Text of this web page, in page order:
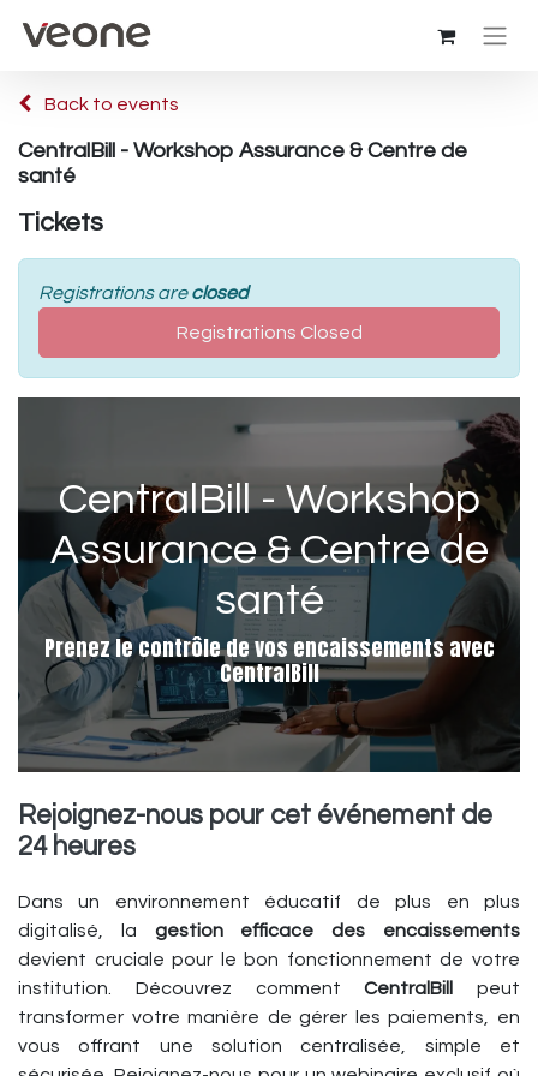
Back to events
CentralBill - Workshop Assurance & Centre de
santé
Tickets
Registrations areclosed
Registrations Closed
CentralBill - Workshop
Assurance & Centre de
santé
Prenez le contrôle de vos encaissements avec
CentralBill
Rejoignez-nous pour cet événement de
24 heures
Dans un environnement éducatif de plus en plus
digitalisé, la gestion efficace des encaissements
devient cruciale pour le bon fonctionnement de votre
institution. Découvrez commentCentralBill
peut
transformer votre manière de gérer les paiements, en
vous offrant une solution centralisée, simple et